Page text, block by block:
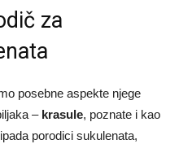
za
posebne aspekte njege
– krasule, poznate i kao
porodici sukulenata,